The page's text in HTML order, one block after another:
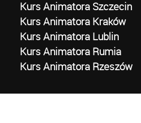
Kurs Animatora Szczecin
Kurs Animatora Kraków
Kurs Animatora Lublin
Kurs Animatora Rumia
Kurs Animatora Rzeszów